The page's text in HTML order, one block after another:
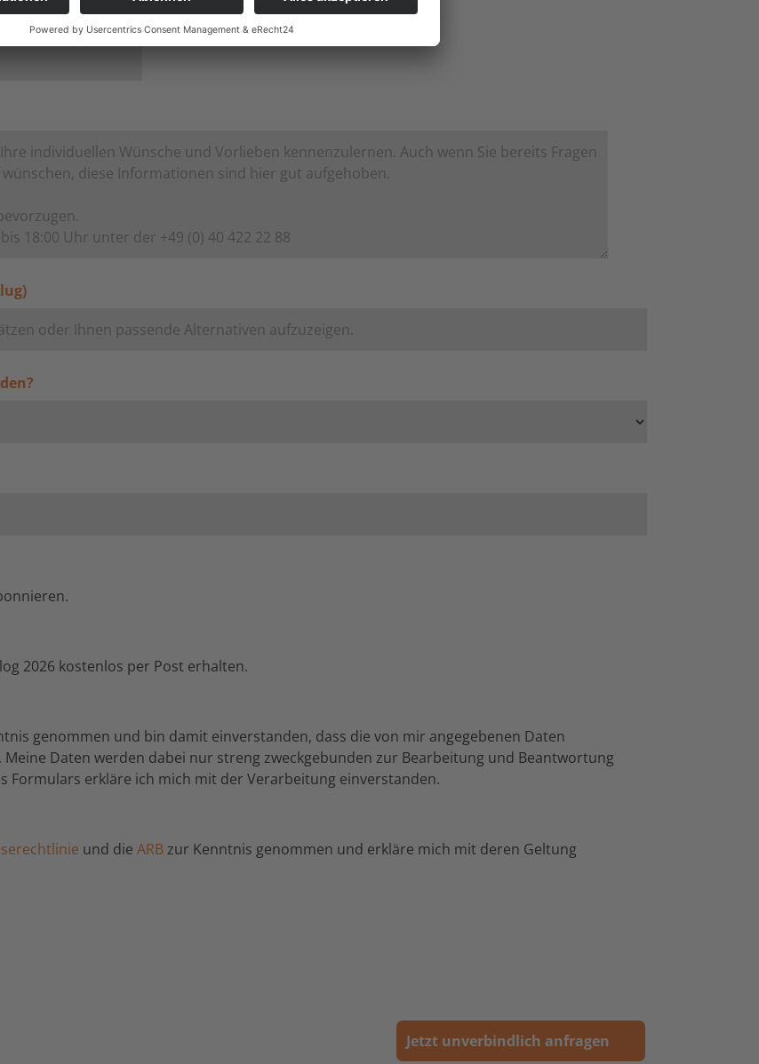
2026 kostenlos per Post erhalten.
genommen und bin damit einverstanden, dass die von mir angegebenen Daten
Daten werden dabei nur streng zweckgebunden zur Bearbeitung und Beantwortung
Formulars erkläre ich mich mit der Verarbeitung einverstanden.
und dieARBzur Kenntnis genommen und erkläre mich mit deren Geltung